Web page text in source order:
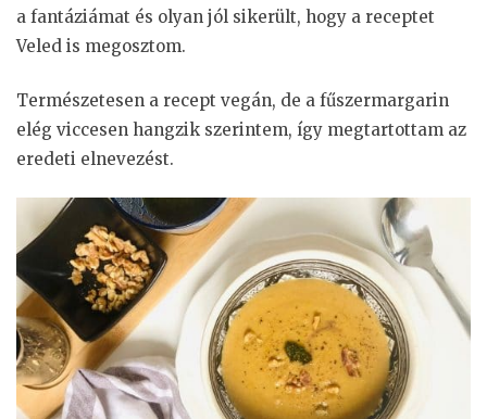
a fantáziámat és olyan jól sikerült, hogy a receptet
Veled is megosztom.
Természetesen a recept vegán, de a fűszermargarin
elég viccesen hangzik szerintem, így megtartottam az
eredeti elnevezést.